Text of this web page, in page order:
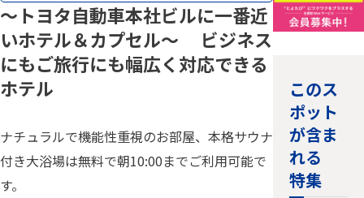
～トヨタ自動車本社ビルに一番近
いホテル＆カプセル～ ビジネス
にもご旅行にも幅広く対応できる
ホテル
ナチュラルで機能性重視のお部屋、本格サウナ
付き大浴場は無料で朝10:00までご利用可能で
す。
このス
ポット
が含ま
れる
特集